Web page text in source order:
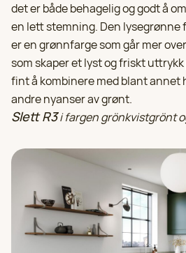
det er både behagelig og godt å
en lett stemning. Den
er en grønnfarge som går mer
som skaper et lyst og friskt
fint å kombinere med blant annet
andre nyanser av grønt.
Slett R3i fargen grönkvistgrönt